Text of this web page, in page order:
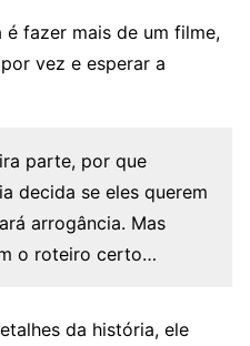
é fazer mais de um filme,
vez e esperar a
parte, por que
decida se eles querem
arrogância. Mas
o roteiro certo…
da história, ele